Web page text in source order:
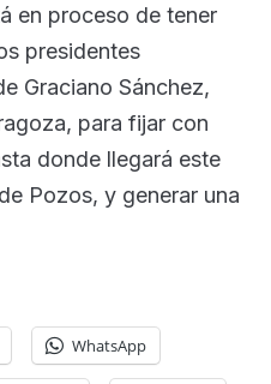
en proceso de tener
presidentes
Graciano Sánchez,
para fijar con
donde llegará este
Pozos, y generar una
WhatsApp